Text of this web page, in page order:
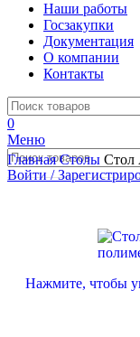
Наши работы
Госзакупки
Документация
О компании
Контакты
0
Меню
Войти /
ГлавнаяСтолы Стол
Нажмите, чтобы